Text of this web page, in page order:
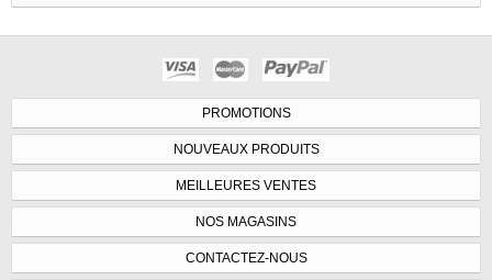
PROMOTIONS
NOUVEAUX PRODUITS
MEILLEURES VENTES
NOS MAGASINS
CONTACTEZ-NOUS